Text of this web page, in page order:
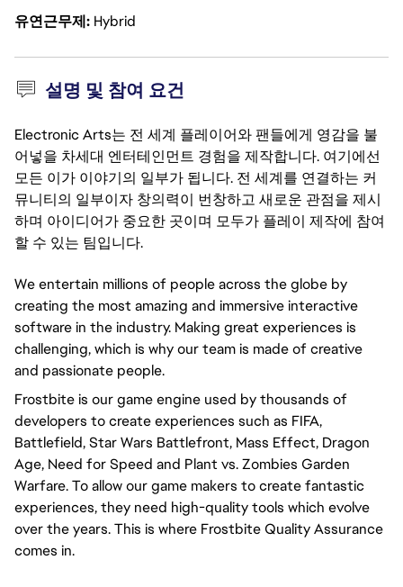
유연근무제 Hybrid
설명 및 참여 요건
Electronic Arts는 전 세계 플레이어와 팬들에게 영감을 불
어넣을 차세대 엔터테인먼트 경험을 제작합니다. 여기에선
모든 이가 이야기의 일부가 됩니다. 전 세계를 연결하는 커
뮤니티의 일부이자 창의력이 번창하고 새로운 관점을 제시
하며 아이디어가 중요한 곳이며 모두가 플레이 제작에 참여
할 수 있는 팀입니다.
We entertain millions of people across the globe by
creating the most amazing and immersive interactive
software in the industry. Making great experiences is
challenging, which is why our team is made of creative
and passionate people.
Frostbite is our game engine used by thousands of
developers to create experiences such as FIFA,
Battlefield, Star Wars Battlefront, Mass Effect, Dragon
Age, Need for Speed and Plant vs. Zombies Garden
Warfare. To allow our game makers to create fantastic
experiences, they need high-quality tools which evolve
over the years. This is where Frostbite Quality Assurance
comes in.